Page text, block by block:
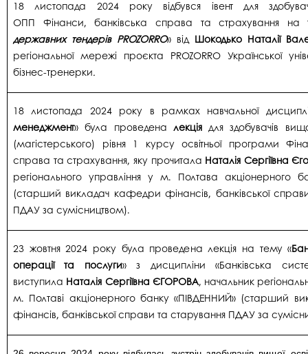
18 листопада 2024 року відбувся івент для
ОПП Фінанси, банківська справа та страхування на
державних тендерів PROZORRO» від Шокодько Наталії
регіональної мережі проєкта PROZORRO Української
бізнес-тренерки.
18 листопада 2024 року в рамках навчальної
менеджмент» була проведена лекціядля здобувачів
(магістерського) рівня 1 курсу освітньої програми
справа та страхування, яку прочитала Наталія Сергіївна
регіонального управління у м. Полтава акціонерного
(старший викладач кафедри фінансів, банківської
ПДАУ за сумісництвом).
23 жовтня 2024 року була проведена лекція на тему «
операції та послуги» з дисципліни «Банківська
виступила Наталія Сергіївна ЄГОРОВА, начальник
м. Полтаві акціонерного банку «ПІВДЕННИЙ» (старший
фінансів, банківської справи та старування ПДАУ за